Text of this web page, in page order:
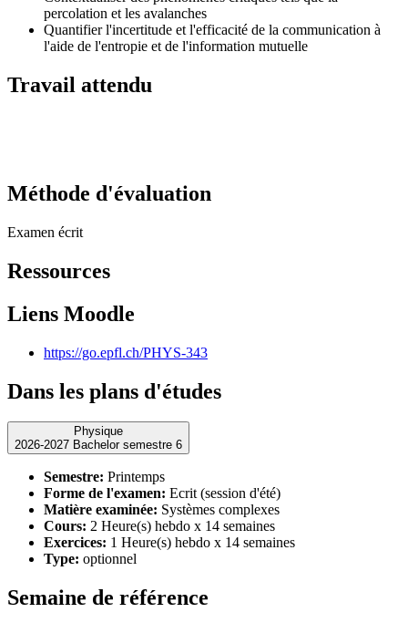
percolation et les avalanches
Quantifier l'incertitude et l'efficacité de la communication à
l'aide de l'entropie et de l'information mutuelle
Travail attendu
Méthode d'évaluation
Examen écrit
Ressources
Liens Moodle
https://go.epfl.ch/PHYS-343
Dans les plans d'études
Physique
2026-2027 Bachelor semestre 6
Semestre: Printemps
Forme de l'examen: Ecrit (session d'été)
Matière examinée: Systèmes complexes
Cours: 2 Heure(s) hebdo x 14 semaines
Exercices: 1 Heure(s) hebdo x 14 semaines
Type: optionnel
Semaine de référence